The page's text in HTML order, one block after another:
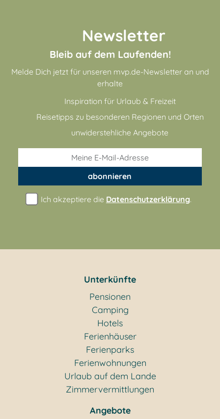
Newsletter
Bleib auf dem Laufenden!
Melde Dich jetzt für unseren mvp.de-Newsletter an und
erhalte
Inspiration für Urlaub & Freizeit
Reisetipps zu besonderen Regionen und Orten
unwiderstehliche Angebote
abonnieren
Ich akzeptiere die Datenschutzerklärung.
Unterkünfte
Pensionen
Camping
Hotels
Ferienhäuser
Ferienparks
Ferienwohnungen
Urlaub auf dem Lande
Zimmervermittlungen
Angebote